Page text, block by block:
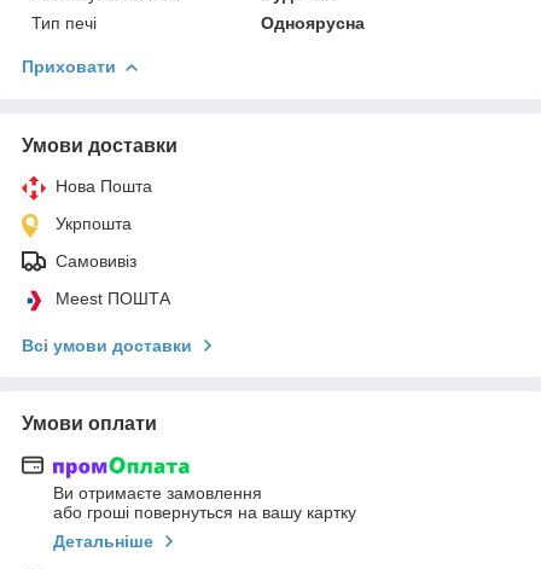
Тип печі
Одноярусна
Приховати
Умови доставки
Нова Пошта
Укрпошта
Самовивіз
Meest ПОШТА
Всі умови доставки
Умови оплати
Ви отримаєте замовлення
або гроші повернуться на вашу картку
Детальніше